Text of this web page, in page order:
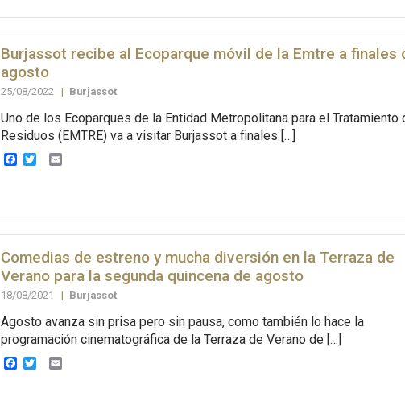
Burjassot recibe al Ecoparque móvil de la Emtre a finales
agosto
25/08/2022 | Burjassot
Uno de los Ecoparques de la Entidad Metropolitana para el Tratamiento
Residuos (EMTRE) va a visitar Burjassot a finales […]
Facebook
TwitterEmail
Comedias de estreno y mucha diversión en la Terraza de
Verano para la segunda quincena de agosto
18/08/2021 | Burjassot
Agosto avanza sin prisa pero sin pausa, como también lo hace la
programación cinematográfica de la Terraza de Verano de […]
Facebook
Twitter